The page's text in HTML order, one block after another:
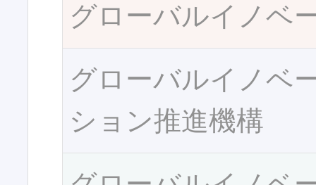
グローバルイノベ
グローバルイノベ
ション推進機構